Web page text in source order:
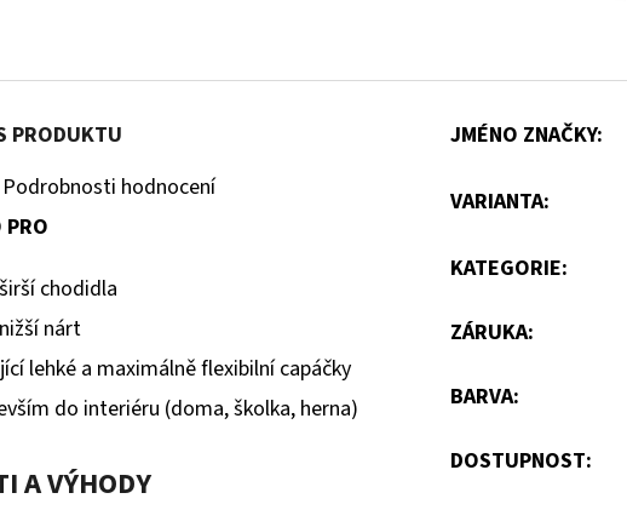
PRODUKTU
Podrobnosti hodnocení
PRO
chodidla
nárt
lehké a maximálně flexibilní capáčky
do interiéru (doma, školka, herna)
A VÝHODY
JMÉNO ZNAČKY:
VARIANTA:
KATEGORIE:
ZÁRUKA:
BARVA:
DOSTUPNOST: